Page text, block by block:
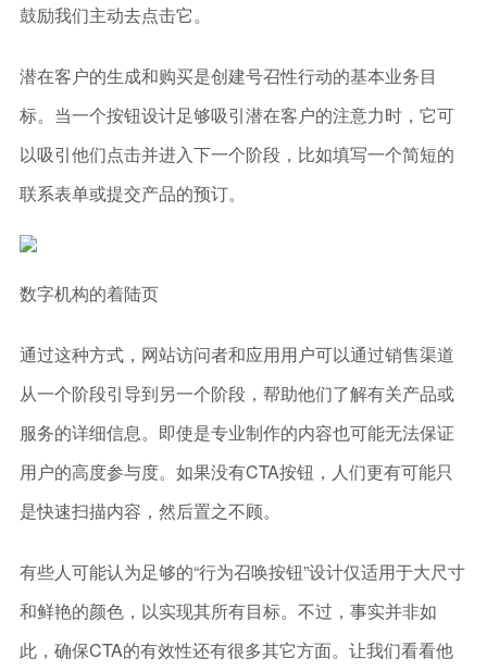
鼓励我们主动去点击它。
潜在客户的生成和购买是创建号召性行动的基本业务目
标。当一个按钮设计足够吸引潜在客户的注意力时，它可
以吸引他们点击并进入下一个阶段，比如填写一个简短的
联系表单或提交产品的预订。
数字机构的着陆页
通过这种方式，网站访问者和应用用户可以通过销售渠道
从一个阶段引导到另一个阶段，帮助他们了解有关产品或
服务的详细信息。即使是专业制作的内容也可能无法保证
用户的高度参与度。如果没有CTA按钮，人们更有可能只
是快速扫描内容，然后置之不顾。
有些人可能认为足够的“行为召唤按钮”设计仅适用于大尺寸
和鲜艳的颜色，以实现其所有目标。不过，事实并非如
此，确保CTA的有效性还有很多其它方面。让我们看看他